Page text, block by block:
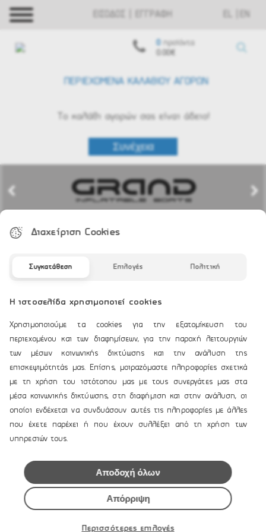
0προϊόντα
0.00€
ΠΕΡΙΕΧΟΜΕΝΑ ΚΑΛΑΘΙΟΥ ΑΓΟΡΩΝ
Το καλάθι αγορών σας είναι άδειο!
Προφίλ
Τρόποι Πληρωμής
Αποστολές και Επιστοφές
Εγγυήσεις Προϊόντων
Όροι Χρήσης
Προσωπικά Δεδομένα
Πολιτική για Cookies
ΠΕΡΙΟΧΗ ΠΕΛΑΤΩΝ
Είσοδος στο Κατάστημα
Δημιουργία Λογαριασμού
Επαναφορά Password
ΕΙΣΟΔΟΣ | ΕΓΓΡΑΦΗ
Διαχείριση Cookies
Συγκατάθεση Επιλογές Πολιτική
Η ιστοσελίδα χρησιμοποιεί cookies
Χρησιμοποιούμε τα cookies για την εξατομίκευση του
περιεχομένου και των διαφημίσεων, για την παροχή λειτουργιών
των μέσων κοινωνικής δικτύωσης και την ανάλυση της
επισκεψιμότητάς μας. Επίσης, μοιραζόμαστε πληροφορίες σχετικά
με τη χρήση του ιστότοπου μας με τους συνεργάτες μας στα
μέσα κοινωνικής δικτύωσης, στη διαφήμιση και στην ανάλυση, οι
οποίοι ενδέχεται να συνδυάσουν αυτές τις πληροφορίες με άλλες
που έχετε παρέχει ή που έχουν συλλέξει από τη χρήση των
υπηρεσιών τους.
Απόρριψη
Αποδοχή όλων
Περισσότερες επιλογές